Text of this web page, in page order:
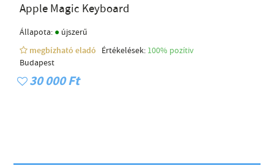
Apple Magic Keyboard
Állapota: ● újszerű
megbízható eladó
Értékelések: 100% pozítiv
Budapest
30 000 Ft